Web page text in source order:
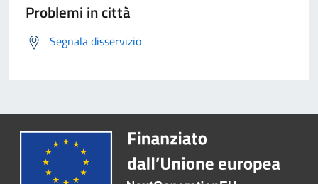
Problemi in città
Segnala disservizio